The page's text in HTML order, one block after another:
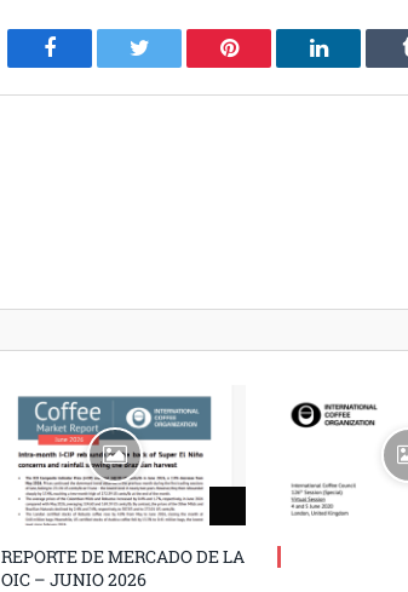
Facebook Twitter Pinterest LinkedIn
REPORTE DE MERCADO DE LA
OIC – JUNIO 2026